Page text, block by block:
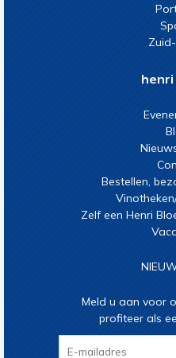
henri
Bestellen,
Zelf een Henri
Meld u aan voor
profiteer als